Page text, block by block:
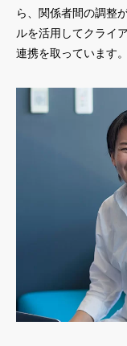
ら、関係者間の調整
ルを活用してクライ
連携を取っています。